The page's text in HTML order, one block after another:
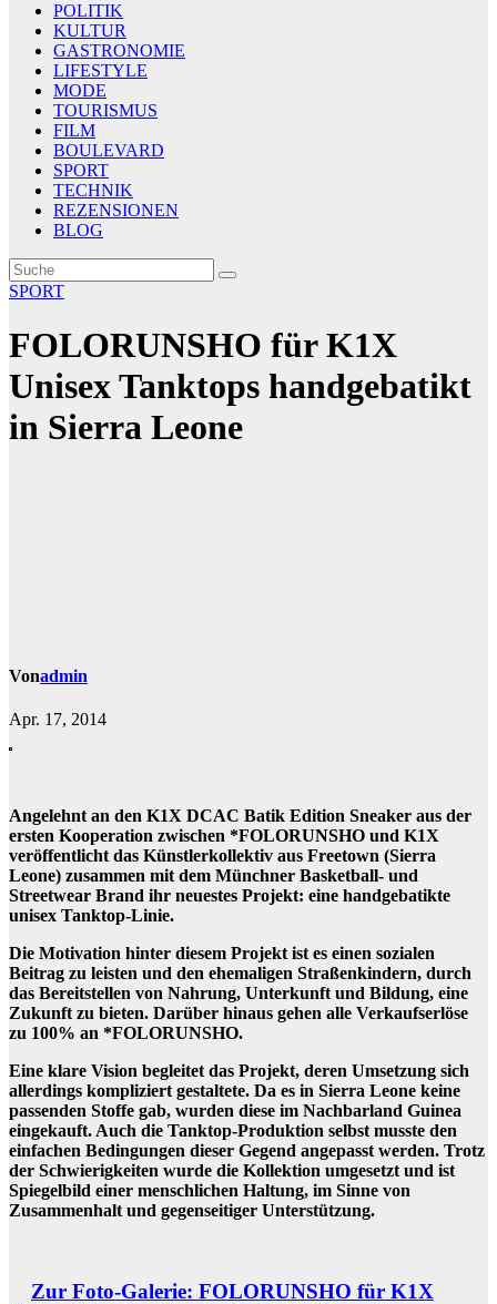
POLITIK
KULTUR
GASTRONOMIE
LIFESTYLE
MODE
TOURISMUS
FILM
BOULEVARD
SPORT
TECHNIK
REZENSIONEN
BLOG
SPORT
FOLORUNSHO für K1X
Unisex Tanktops handgebatikt
in Sierra Leone
Vonadmin
Apr. 17, 2014
Angelehnt an den K1X DCAC Batik Edition Sneaker aus der
ersten Kooperation zwischen *FOLORUNSHO und K1X
veröffentlicht das Künstlerkollektiv aus Freetown (Sierra
Leone) zusammen mit dem Münchner Basketball- und
Streetwear Brand ihr neuestes Projekt: eine handgebatikte
unisex Tanktop-Linie.
Die Motivation hinter diesem Projekt ist es einen sozialen
Beitrag zu leisten und den ehemaligen Straßenkindern, durch
das Bereitstellen von Nahrung, Unterkunft und Bildung, eine
Zukunft zu bieten. Darüber hinaus gehen alle Verkaufserlöse
zu 100% an *FOLORUNSHO.
Eine klare Vision begleitet das Projekt, deren Umsetzung sich
allerdings kompliziert gestaltete. Da es in Sierra Leone keine
passenden Stoffe gab, wurden diese im Nachbarland Guinea
eingekauft. Auch die Tanktop-Produktion selbst musste den
einfachen Bedingungen dieser Gegend angepasst werden. Trotz
der Schwierigkeiten wurde die Kollektion umgesetzt und ist
Spiegelbild einer menschlichen Haltung, im Sinne von
Zusammenhalt und gegenseitiger Unterstützung.
Zur Foto-Galerie: FOLORUNSHO für K1X